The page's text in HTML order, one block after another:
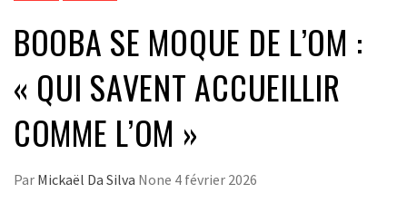
BOOBA SE MOQUE DE L’OM :
« QUI SAVENT ACCUEILLIR
COMME L’OM »
Par Mickaël Da Silva None 4 février 2026